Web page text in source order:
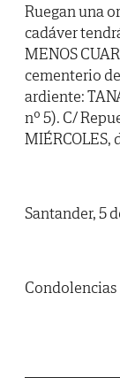
Ruegan una
cadáver
MENOS
cementerio
ardiente:
nº 5). C/
MIÉRCOLES,
Santander, 5